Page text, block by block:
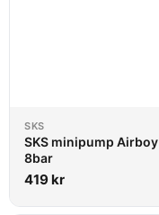
SKS
SKS minipump Airboy
8bar
419kr